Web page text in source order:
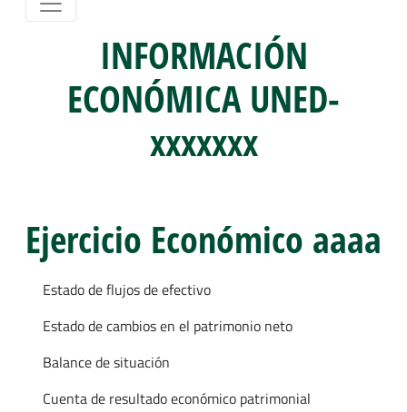
INFORMACIÓN
ECONÓMICA UNED-
xxxxxxx
Ejercicio Económico aaaa
Estado de flujos de efectivo
Estado de cambios en el patrimonio neto
Balance de situación
Cuenta de resultado económico patrimonial